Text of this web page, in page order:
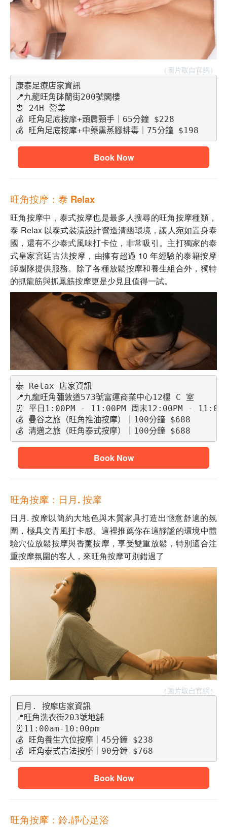
（圖片取自官網）
康泰足療店家資訊
📍九龍旺角砵蘭街200號閣樓
⏰ 24H 營業
💰 旺角足底按摩+頭肩頸手｜65分鐘 $228
💰 旺角足底按摩+中藥熏蒸腳排毒｜75分鐘 $198
Book Now
旺角按摩：泰 Relax
旺角按摩中，泰式按摩也是最多人搜尋的旺角按摩種類，
泰 Relax 以泰式裝潢設計營造清幽環境，讓人宛如置身泰
國，還有不少泰式風味打卡位，非常吸引。主打獨家的泰
式皇家宮廷古法按摩，由擁有超過 10 年經驗的泰籍按摩
師團隊提供服務。除了各種放鬆按摩和養生組合外，獨特
的抓龍筋與抓鳳筋按摩更是少見且值得一試。
泰 Relax 店家資訊
📍九龍旺角彌敦道573號富運商業中心12樓 C 室
⏰ 平日1:00PM - 11:00PM 周末12:00PM -
💰 曼谷之旅（旺角推油按摩）｜100分鐘 $688
💰 清邁之旅（旺角泰式按摩）｜100分鐘 $688
Book Now
旺角按摩：日月. 按摩
日月. 按摩以簡約大地色與木質家具打造出愜意舒適的氛
圍，極具文青風打卡感。這裡推薦你在這靜謐的環境中體
驗穴位放鬆按摩與香薰按摩，享受雙重放鬆，特別適合注
重按摩氛圍的客人，來旺角按摩可別錯過了
（圖片取自官網）
日月. 按摩店家資訊
📍旺角洗衣街203號地舖
⏰11:00am-10:00pm
💰 旺角養生穴位按摩｜45分鐘 $238
💰 旺角泰式古法按摩｜90分鐘 $768
Book Now
旺角按摩：鈴.靜心足浴